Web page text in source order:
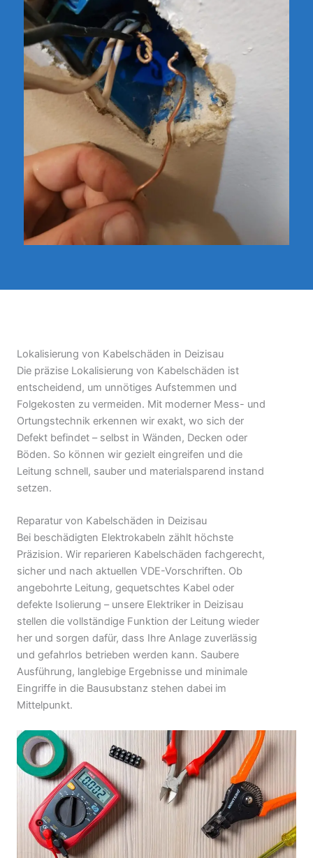
Lokalisierung von Kabelschäden in Deizisau
Die präzise Lokalisierung von Kabelschäden ist
entscheidend, um unnötiges Aufstemmen und
Folgekosten zu vermeiden. Mit moderner Mess- und
Ortungstechnik erkennen wir exakt, wo sich der
Defekt befindet – selbst in Wänden, Decken oder
Böden. So können wir gezielt eingreifen und die
Leitung schnell, sauber und materialsparend instand
setzen.
Reparatur von Kabelschäden in Deizisau
Bei beschädigten Elektrokabeln zählt höchste
Präzision. Wir reparieren Kabelschäden fachgerecht,
sicher und nach aktuellen VDE-Vorschriften. Ob
angebohrte Leitung, gequetschtes Kabel oder
defekte Isolierung – unsere Elektriker in Deizisau
stellen die vollständige Funktion der Leitung wieder
her und sorgen dafür, dass Ihre Anlage zuverlässig
und gefahrlos betrieben werden kann. Saubere
Ausführung, langlebige Ergebnisse und minimale
Eingriffe in die Bausubstanz stehen dabei im
Mittelpunkt.